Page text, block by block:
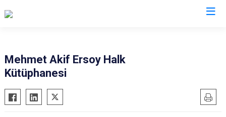
Akyurt
Altındağ
Mehmet Akif Ersoy Halk
Kütüphanesi